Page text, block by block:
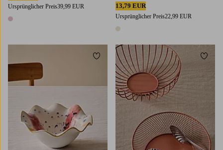
Ursprünglicher Preis39,99 EUR
1 Farbe
13,79 EUR
Ursprünglicher Preis22,99 EUR
1 Farbe
Zu Favoriten hinzufügen Zu